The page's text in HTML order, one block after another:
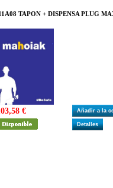
TAPON + DISPENSA PLUG
€ Añadir a la
Detalles